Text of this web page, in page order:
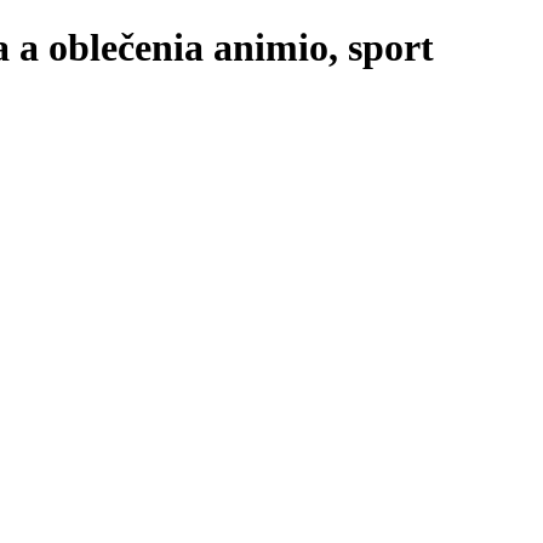
a oblečenia animio, sport